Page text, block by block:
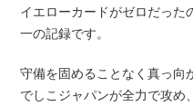
イエローカードがゼロだっ
一の記録です。
守備を固めることなく真っ向
でしこジャパンが全力で攻め